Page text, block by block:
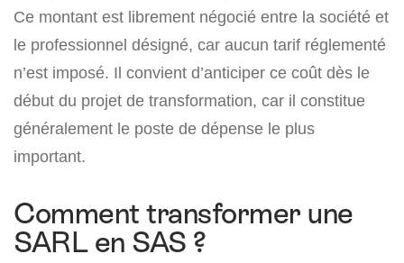
Ce montant est librement négocié entre la société et
le professionnel désigné, car aucun tarif réglementé
n’est imposé. Il convient d’anticiper ce coût dès le
début du projet de transformation, car il constitue
généralement le poste de dépense le plus
important.
Comment transformer une
SARL en SAS ?